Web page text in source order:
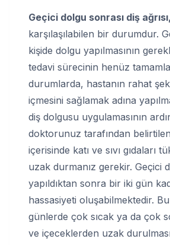
Geçici dolgu sonrası diş ağrısı,
karşılaşılabilen bir durumdur.
kişide dolgu yapılmasının
tedavi sürecinin henüz
durumlarda, hastanın rahat
içmesini sağlamak adına
diş dolgusu uygulamasının
doktorunuz tarafından
içerisinde katı ve sıvı gıdaları
uzak durmanız gerekir. Geçici
yapıldıktan sonra bir iki gün
hassasiyeti oluşabilmektedir.
günlerde çok sıcak ya da çok
ve içeceklerden uzak